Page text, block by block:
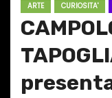
ARTE CURIOSITA'